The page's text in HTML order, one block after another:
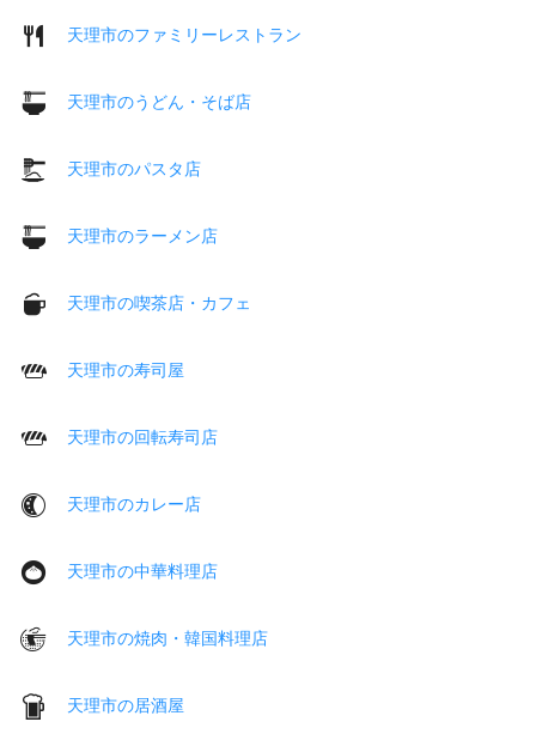
天理市のファミリーレストラン
天理市のうどん・そば店
天理市のパスタ店
天理市のラーメン店
天理市の喫茶店・カフェ
天理市の寿司屋
天理市の回転寿司店
天理市のカレー店
天理市の中華料理店
天理市の焼肉・韓国料理店
天理市の居酒屋